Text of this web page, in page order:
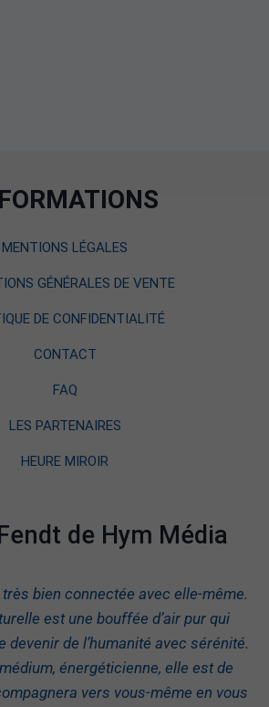
MENTIONS LÉGALES
GÉNÉRALES DE VENTE
DE CONFIDENTIALITÉ
CONTACT
FAQ
LES PARTENAIRES
HEURE MIROIR
de Hym Média
bien connectée avec elle-même.
est une bouffée d’air pur qui
devenir de l’humanité avec sérénité.
énergéticienne, elle est de
vers vous-même en vous